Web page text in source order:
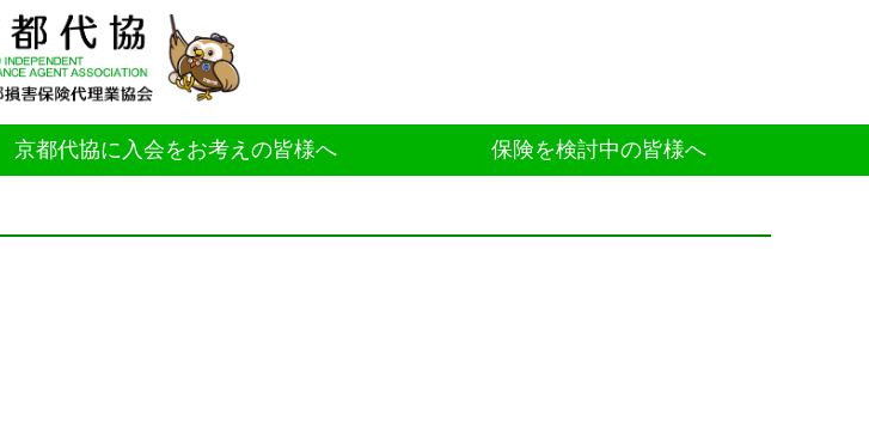
京都代協に入会をお考えの皆様へ 保険を検討中の皆様へ